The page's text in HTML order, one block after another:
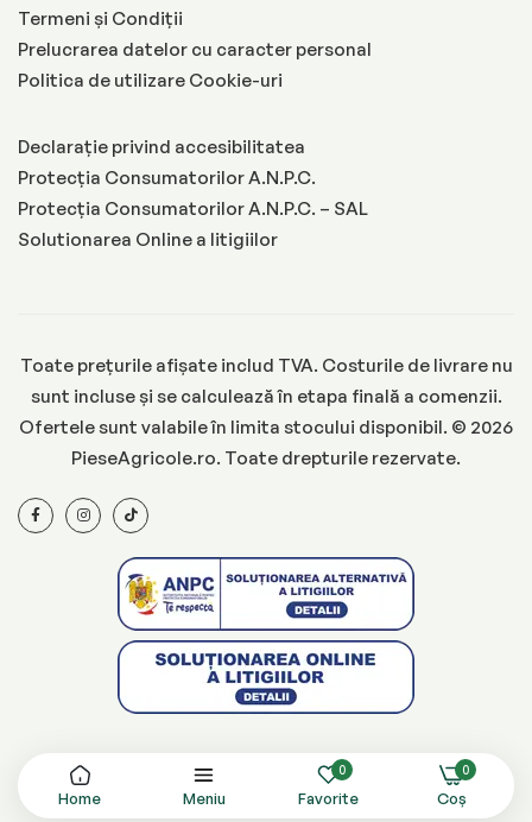
Termeni și Condiții
Prelucrarea datelor cu caracter personal
Politica de utilizare Cookie-uri
Declarație privind accesibilitatea
Protecția Consumatorilor A.N.P.C.
Protecția Consumatorilor A.N.P.C. – SAL
Solutionarea Online a litigiilor
Toate prețurile afișate includ TVA. Costurile de livrare nu
sunt incluse și se calculează în etapa finală a comenzii.
Ofertele sunt valabile în limita stocului disponibil. © 2026
PieseAgricole.ro. Toate drepturile rezervate.
Home Meniu
0
Favorite
0
Coș